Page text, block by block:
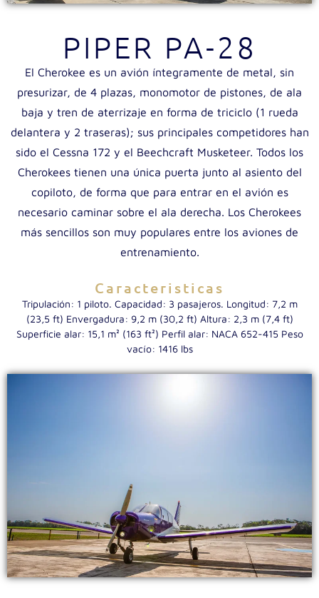
PIPER PA-28
El Cherokee es un avión íntegramente de metal, sin
presurizar, de 4 plazas, monomotor de pistones, de ala
baja y tren de aterrizaje en forma de triciclo (1 rueda
delantera y 2 traseras); sus principales competidores han
sido el Cessna 172 y el Beechcraft Musketeer. Todos los
Cherokees tienen una única puerta junto al asiento del
copiloto, de forma que para entrar en el avión es
necesario caminar sobre el ala derecha. Los Cherokees
más sencillos son muy populares entre los aviones de
entrenamiento.
Caracteristicas
Tripulación: 1 piloto. Capacidad: 3 pasajeros. Longitud: 7,2 m
(23,5 ft) Envergadura: 9,2 m (30,2 ft) Altura: 2,3 m (7,4 ft)
Superficie alar: 15,1 m² (163 ft²) Perfil alar: NACA 652-415 Peso
vacío: 1416 lbs